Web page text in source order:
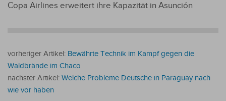
Copa Airlines erweitert ihre Kapazität in Asunción
vorheriger Artikel: Bewährte Technik im Kampf gegen die
Waldbrände im Chaco
nächster Artikel: Welche Probleme Deutsche in Paraguay nach
wie vor haben